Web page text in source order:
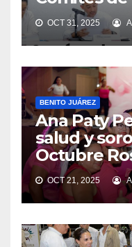
OCT 31, 2025
BENITO JUÁREZ
Ana Paty
salud y
Octubre
OCT 21, 2025